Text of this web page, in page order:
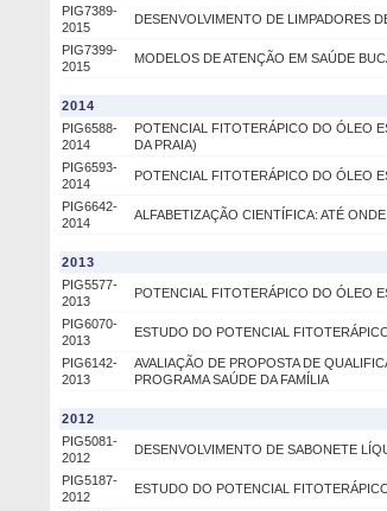
PIG7389-
2015
DESENVOLVIMENTO DE LIMPADORES
PIG7399-
2015
MODELOS DE ATENÇÃO EM SAÚDE
2014
PIG6588-
2014
POTENCIAL FITOTERÁPICO DO ÓLEO
DA PRAIA)
PIG6593-
2014
POTENCIAL FITOTERÁPICO DO ÓLEO
PIG6642-
2014
ALFABETIZAÇÃO CIENTÍFICA: ATÉ
2013
PIG5577-
2013
POTENCIAL FITOTERÁPICO DO ÓLEO
PIG6070-
2013
ESTUDO DO POTENCIAL
PIG6142-
2013
AVALIAÇÃO DE PROPOSTA DE
PROGRAMA SAÚDE DA FAMÍLIA
2012
PIG5081-
2012
DESENVOLVIMENTO DE SABONETE
PIG5187-
2012
ESTUDO DO POTENCIAL